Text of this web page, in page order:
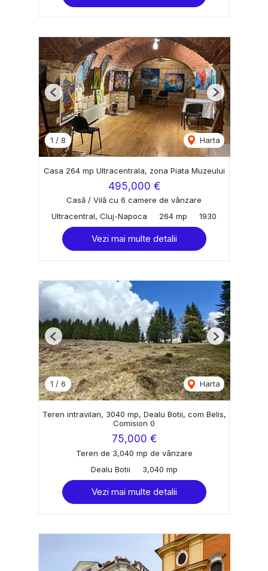
1 / 8 Harta
Previous Next
Casa 264 mp Ultracentrala, zona Piata Muzeului
495,000 €
Casă / Vilă cu 6 camere de vânzare
Ultracentral, Cluj-Napoca
264 mp 1930
Vezi mai multe detalii
1 / 6 Harta
Previous Next
Teren intravilan, 3040 mp, Dealu Botii, com Belis,
Comision 0
75,000 €
Teren de 3,040 mp de vânzare
Dealu Botii
3,040 mp
Vezi mai multe detalii